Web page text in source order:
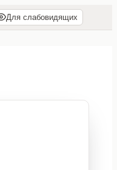
Для слабовидящих